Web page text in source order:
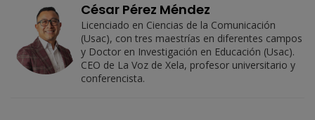
César Pérez Méndez
Licenciado en Ciencias de la Comunicación
(Usac), con tres maestrías en diferentes campos
y Doctor en Investigación en Educación (Usac).
CEO de La Voz de Xela, profesor universitario y
conferencista.